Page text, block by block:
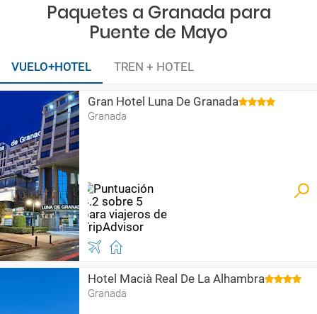
Paquetes a Granada para
Puente de Mayo
VUELO+HOTEL TREN + HOTEL
Gran Hotel Luna De Granada
Granada
Hotel Macià Real De La Alhambra
Granada